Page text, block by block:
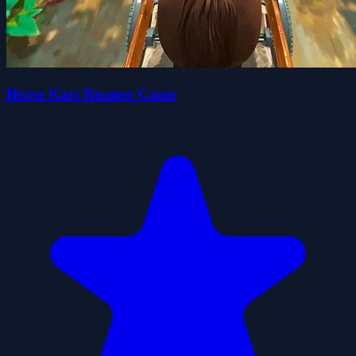
Horse Kart Runner Game